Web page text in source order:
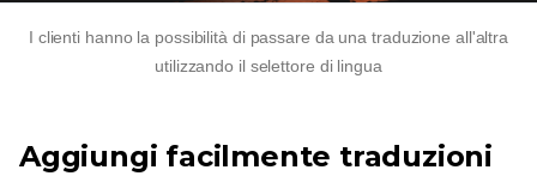
I clienti hanno la possibilità di passare da una traduzione all'altra
utilizzando il selettore di lingua
Aggiungi facilmente traduzioni